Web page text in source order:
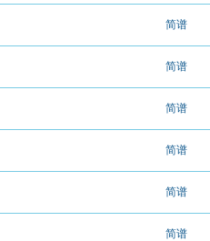
简谱
简谱
简谱
简谱
简谱
简谱